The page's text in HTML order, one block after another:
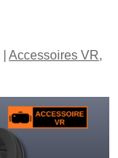
|Accessoires VR,